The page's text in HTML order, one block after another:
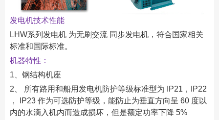
发电机技术性能
LHW系列发电机 为无刷交流 同步发电机，符合国家相关
标准和国际标准。
机器特性：
1、钢结构机座
2、 所有路用和船用发电机防护等级标准型为 IP21，IP22
， IP23 作为可选防护等级，能防止为垂直方向呈 60 度以
内的水滴入机内而造成损坏，但是额定功率下降 5%